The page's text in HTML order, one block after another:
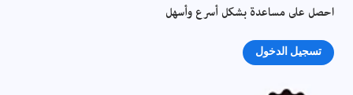
احصل على مساعدة بشكل أسرع وأسهل
تسجيل الدخول